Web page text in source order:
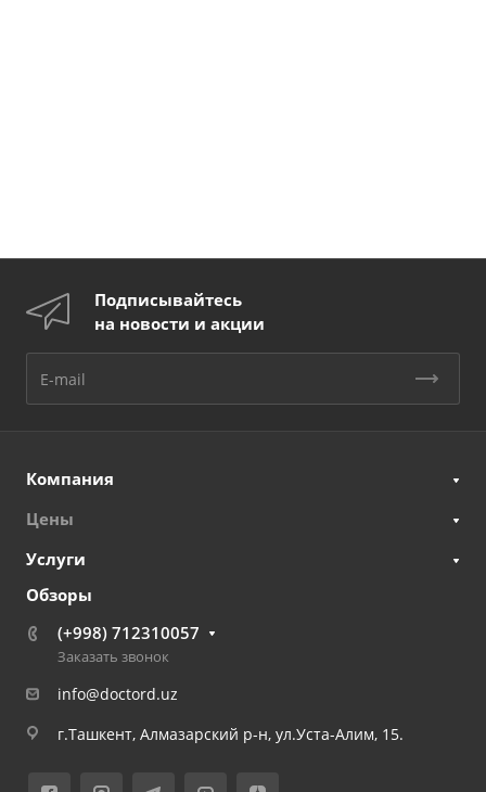
Подписывайтесь
на новости и акции
Компания
Цены
Услуги
Обзоры
(+998) 712310057
Заказать звонок
info@doctord.uz
г.Ташкент, Алмазарский р-н, ул.Уста-Алим, 15.